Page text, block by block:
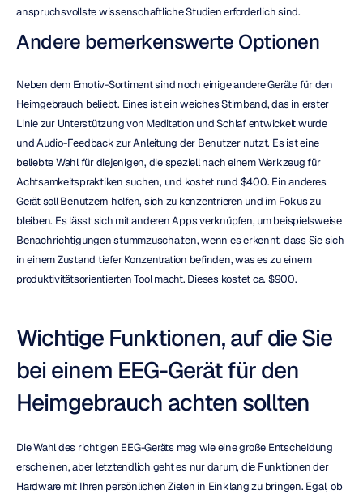
anspruchsvollste wissenschaftliche Studien erforderlich sind.
Andere bemerkenswerte Optionen
Neben dem Emotiv-Sortiment sind noch einige andere Geräte für den
Heimgebrauch beliebt. Eines ist ein weiches Stirnband, das in erster
Linie zur Unterstützung von Meditation und Schlaf entwickelt wurde
und Audio-Feedback zur Anleitung der Benutzer nutzt. Es ist eine
beliebte Wahl für diejenigen, die speziell nach einem Werkzeug für
Achtsamkeitspraktiken suchen, und kostet rund $400. Ein anderes
Gerät soll Benutzern helfen, sich zu konzentrieren und im Fokus zu
bleiben. Es lässt sich mit anderen Apps verknüpfen, um beispielsweise
Benachrichtigungen stummzuschalten, wenn es erkennt, dass Sie sich
in einem Zustand tiefer Konzentration befinden, was es zu einem
produktivitätsorientierten Tool macht. Dieses kostet ca. $900.
Wichtige Funktionen, auf die Sie
bei einem EEG-Gerät für den
Heimgebrauch achten sollten
Die Wahl des richtigen EEG-Geräts mag wie eine große Entscheidung
erscheinen, aber letztendlich geht es nur darum, die Funktionen der
Hardware mit Ihren persönlichen Zielen in Einklang zu bringen. Egal, ob